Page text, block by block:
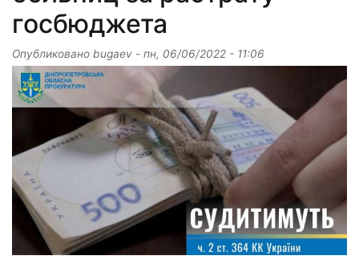
госбюджета
Опубликовано bugaev - пн, 06/06/2022 - 11:06